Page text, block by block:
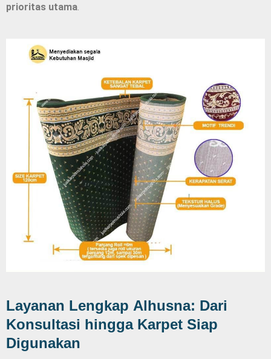
prioritas utama
Layanan Lengkap Alhusna: Dari
Konsultasi hingga Karpet Siap
Digunakan